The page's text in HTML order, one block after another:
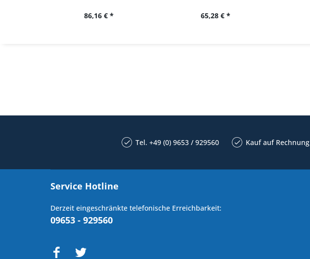
86,16 € * 65,28 € *
Tel. +49 (0) 9653 / 929560 Kauf auf Rechnung
Service Hotline
Derzeit eingeschränkte telefonische Erreichbarkeit:
09653 - 929560